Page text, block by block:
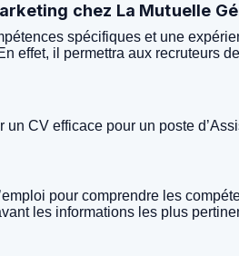
chez La Mutuelle
spécifiques et une
effet, il permettra aux recruteurs
CV efficace pour un poste
pour comprendre les
les informations les plus